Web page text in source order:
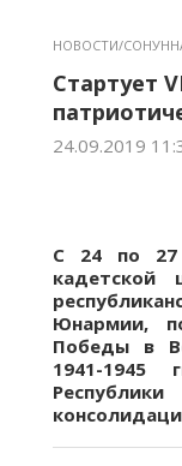
НОВОСТИ/
Стартует
24.09.2019
С 24 по 27
кадетской
Юнармии,
Победы в
1941-1945